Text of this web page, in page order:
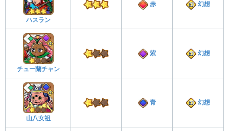
ハスラン
赤 幻想
チュー蘭チャン
紫 幻想
山八女祖
青 幻想